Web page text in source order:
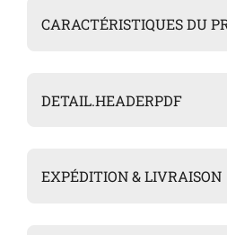
CARACTÉRISTIQUES DU
DETAIL.HEADERPDF
EXPÉDITION & LIVRAISON